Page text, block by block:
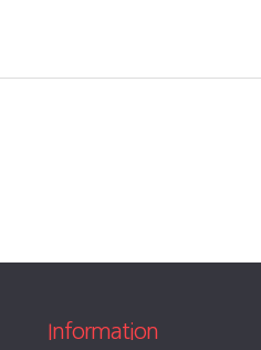
Information